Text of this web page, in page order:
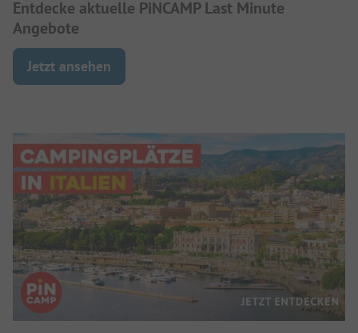
Entdecke aktuelle PiNCAMP Last Minute
Angebote
Jetzt ansehen